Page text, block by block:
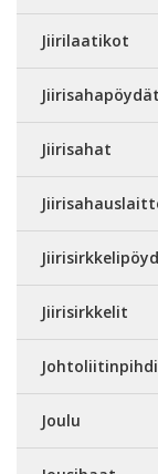
Jiirilaatikot
Jiirisahapöydät
Jiirisahat
Jiirisirkkelit
Joulu